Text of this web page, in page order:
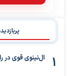
ال‌نینوی قوی در